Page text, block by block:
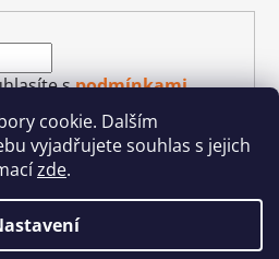
cookie. Dalším
vyjadřujete souhlas s jejich
zde.
spodmínkami